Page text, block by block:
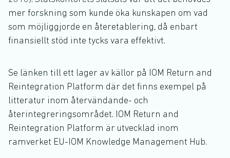
mer forskning som kunde öka kunskapen om vad
som möjliggjorde en återetablering, då enbart
finansiellt stöd inte tycks vara effektivt.
Se länken till ett lager av källor på IOM Return and
Reintegration Platform där det finns exempel på
litteratur inom återvändande- och
återintegreringsområdet. IOM Return and
Reintegration Platform är utvecklad inom
ramverket EU-IOM Knowledge Management Hub.